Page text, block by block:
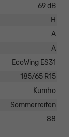
69 dB
H
A
A
EcoWing ES31
185/65 R15
Kumho
Sommerreifen
88